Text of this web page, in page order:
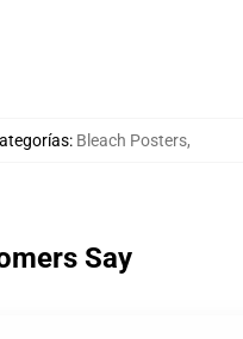
: Bleach Posters,
Say